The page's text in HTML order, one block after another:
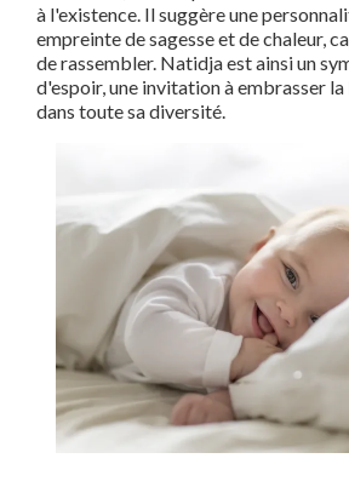
à l'existence. Il suggère une
empreinte de sagesse et de chaleur,
de rassembler. Natidja est ainsi un
d'espoir, une invitation à embrasser
dans toute sa diversité.